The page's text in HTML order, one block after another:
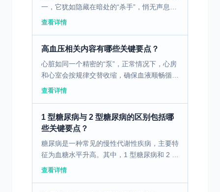
一，它犹如隐藏在暗处的“杀手”，悄无声息地
损害着患者的神经。据统计，约半数以上的糖
查看详情
高血压相关内容有哪些关键要点？
心脏如同一个精密的“泵”，正常情况下，心房
和心室会按规律交替收缩，确保血液顺畅循
环。而心房扑动是一种常见的心脏节律异常，
查看详情
1 型糖尿病与 2 型糖尿病的区别包括哪
些关键要点？
糖尿病是一种常见的慢性代谢性疾病，主要特
征为血糖水平升高。其中，1 型糖尿病和 2 型
糖尿病最为常见，二者在发病机制、临床表
查看详情